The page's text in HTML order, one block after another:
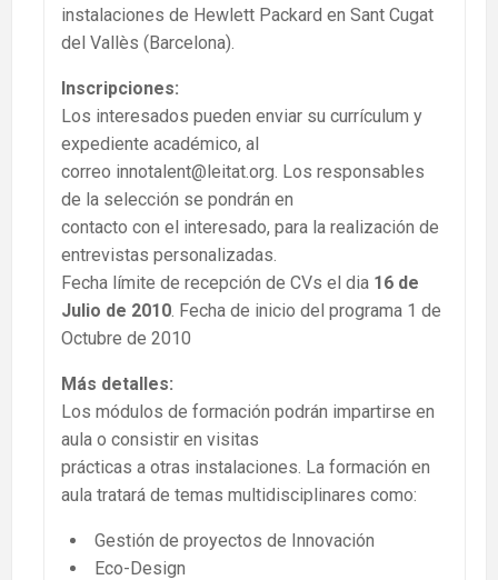
instalaciones de Hewlett Packard en Sant Cugat
del Vallès (Barcelona).
Inscripciones:
Los interesados pueden enviar su currículum y
expediente académico, al
correo innotalent@leitat.org. Los responsables
de la selección se pondrán en
contacto con el interesado, para la realización de
entrevistas personalizadas.
Fecha límite de recepción de CVs el dia 16 de
Julio de 2010. Fecha de inicio del programa 1 de
Octubre de 2010
Más detalles:
Los módulos de formación podrán impartirse en
aula o consistir en visitas
prácticas a otras instalaciones. La formación en
aula tratará de temas multidisciplinares como:
Gestión de proyectos de Innovación
Eco-Design